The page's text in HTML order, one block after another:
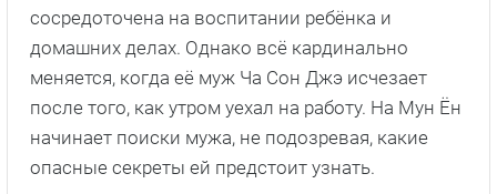
сосредоточена на воспитании ребёнка и
домашних делах. Однако всё кардинально
меняется, когда её муж Ча Сон Джэ исчезает
после того, как утром уехал на работу. На Мун Ён
начинает поиски мужа, не подозревая, какие
опасные секреты ей предстоит узнать.